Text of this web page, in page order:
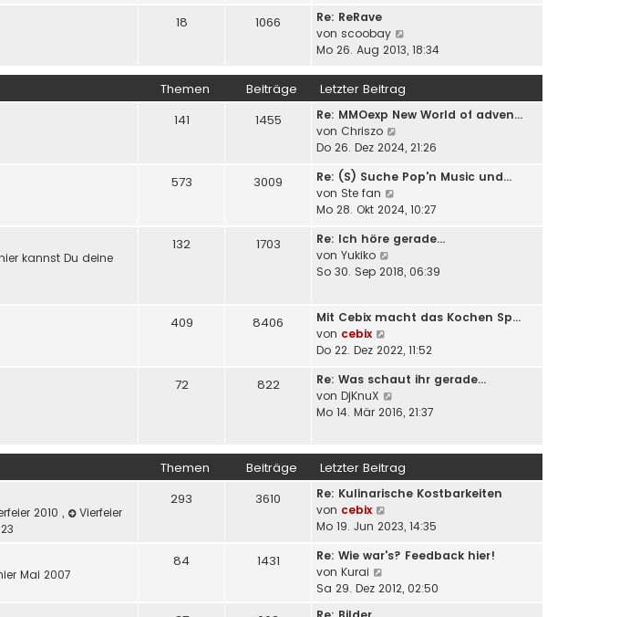
g
t
g
s
t
r
B
e
i
t
a
g
18 1066
Re: ReRave
von scoobay
e
s
t
r
e
t
a
Mo 26. Aug 2013, 18:34
Themen Beiträge Letzter Beitrag
141 1455
Re: MMOexp New World of adven…
von Chriszo
e
e
t
r
e
a
g
Do 26. Dez 2024, 21:26
573 3009
Re: (S) Suche Pop'n Music und…
von Ste fan
e
e
t
B
i
a
g
Mo 28. Okt 2024, 10:27
kannst Du deine
132 1703
Re: Ich höre gerade...
von Yukiko
e
s
e
B
e
i
r
a
g
So 30. Sep 2018, 06:39
409 8406
Mit Cebix macht das Kochen Sp…
von cebix
e
e
s
t
B
e
i
r
g
Do 22. Dez 2022, 11:52
72 822
Re: Was schaut ihr gerade...
von DjKnuX
e
t
e
B
i
r
Mo 14. Mär 2016, 21:37
Themen Beiträge Letzter Beitrag
2010,
Vierfeier
293 3610
Re: Kulinarische Kostbarkeiten
von cebix
e
e
t
Mo 19. Jun 2023, 14:35
Mai 2007
84 1431
Re: Wie war's? Feedback hier!
von Kurai
e
Sa 29. Dez 2012, 02:50